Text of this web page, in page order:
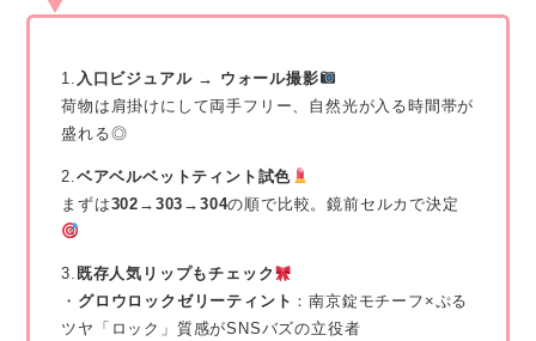
1.
入口ビジュアル → ウォール撮影
荷物は肩掛けにして両手フリー、自然光が入る時間帯が
盛れる◎
2. ベアベルベットティント試色
まずは302→303→304の順で比較。鏡前セルカで決定
3. 既存人気リップもチェック
・ グロウロックゼリーティント ：南京錠モチーフ×ぷる
ツヤ「ロック」質感がSNSバズの立役者